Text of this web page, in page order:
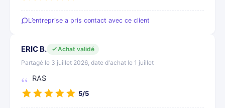
L’entreprise a pris contact avec ce client
ERIC B.
Achat validé
Partagé le 3 juillet 2026, date d'achat le 1 juillet
RAS
5/5